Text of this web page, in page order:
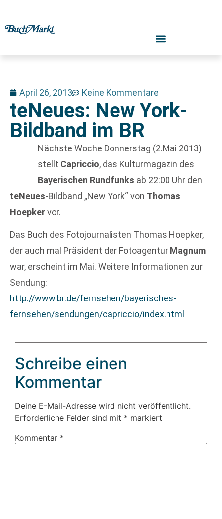
April 26, 2013 Keine Kommentare
teNeues: New York-
Bildband im BR
Nächste Woche Donnerstag (2.Mai 2013)
stellt Capriccio, das Kulturmagazin des
Bayerischen Rundfunks ab 22:00 Uhr den
teNeues-Bildband „New York“ von Thomas
Hoepkervor.
Das Buch des Fotojournalisten Thomas Hoepker,
der auch mal Präsident der Fotoagentur Magnum
war, erscheint im Mai. Weitere Informationen zur
Sendung:
http://www.br.de/fernsehen/bayerisches-
fernsehen/sendungen/capriccio/index.html
Schreibe einen
Kommentar
Deine E-Mail-Adresse wird nicht veröffentlicht.
Erforderliche Felder sind mit * markiert
Kommentar *